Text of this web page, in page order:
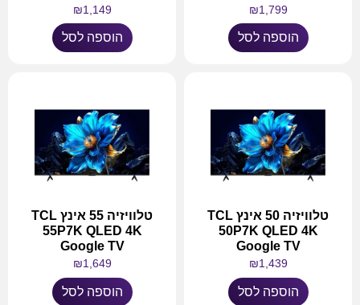
₪1,799
הוספה לסל
₪1,149
הוספה לסל
טלוויזיה 50 אינץ TCL
50P7K QLED 4K
Google TV
₪1,439
הוספה לסל
טלוויזיה 55 אינץ TCL
55P7K QLED 4K
Google TV
₪1,649
הוספה לסל